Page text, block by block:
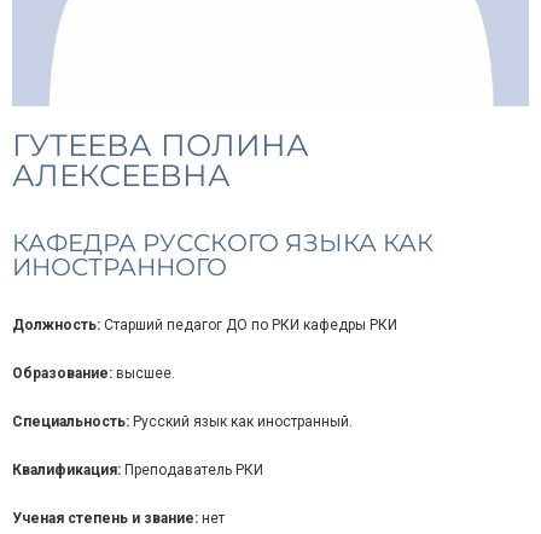
ГУТЕЕВА ПОЛИНА
АЛЕКСЕЕВНА
КАФЕДРА РУССКОГО ЯЗЫКА КАК
ИНОСТРАННОГО
Должность: Старший педагог ДО по РКИ кафедры РКИ
Образование: высшее.
Специальность: Русский язык как иностранный.
Квалификация: Преподаватель РКИ
Ученая степень и звание: нет